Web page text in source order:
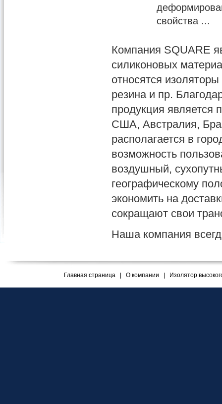
свойства ...
Компания SQUARE
силиконовых
относятся
резина и пр.
продукция является
США, Австралия,
располагается в
возможность
воздушный,
географическому
экономить на
сокращают свои
Наша компания
Главная страница О компании Изолятор